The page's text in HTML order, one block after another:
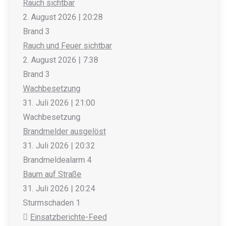
Rauch sichtbar
2. August 2026 | 20:28
Brand 3
Rauch und Feuer sichtbar
2. August 2026 | 7:38
Brand 3
Wachbesetzung
31. Juli 2026 | 21:00
Wachbesetzung
Brandmelder ausgelöst
31. Juli 2026 | 20:32
Brandmeldealarm 4
Baum auf Straße
31. Juli 2026 | 20:24
Sturmschaden 1
Einsatzberichte-Feed